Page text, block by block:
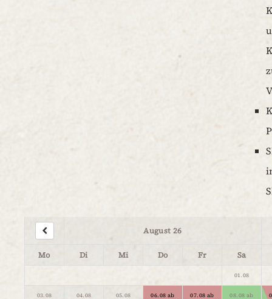
August 26
Mo Di Mi Do Fr Sa
01.08
03.08 04.08 05.08 06.08 ab 07.08 ab 08.08 ab